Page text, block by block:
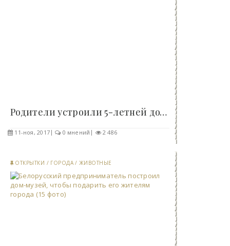
Родители устроили 5-летней дочке с больным..
11-ноя, 2017 0 мнений 2 486
ОТКРЫТКИ / ГОРОДА / ЖИВОТНЫЕ